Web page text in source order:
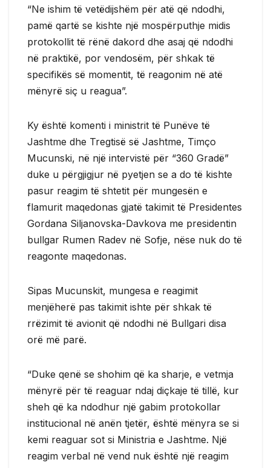
“Ne ishim të vetëdijshëm për atë që ndodhi,
pamë qartë se kishte një mospërputhje midis
protokollit të rënë dakord dhe asaj që ndodhi
në praktikë, por vendosëm, për shkak të
specifikës së momentit, të reagonim në atë
mënyrë siç u reagua”.
Ky është komenti i ministrit të Punëve të
Jashtme dhe Tregtisë së Jashtme, Timço
Mucunski, në një intervistë për “360 Gradë”
duke u përgjigjur në pyetjen se a do të kishte
pasur reagim të shtetit për mungesën e
flamurit maqedonas gjatë takimit të Presidentes
Gordana Siljanovska-Davkova me presidentin
bullgar Rumen Radev në Sofje, nëse nuk do të
reagonte maqedonas.
Sipas Mucunskit, mungesa e reagimit
menjëherë pas takimit ishte për shkak të
rrëzimit të avionit që ndodhi në Bullgari disa
orë më parë.
“Duke qenë se shohim që ka sharje, e vetmja
mënyrë për të reaguar ndaj diçkaje të tillë, kur
sheh që ka ndodhur një gabim protokollar
institucional në anën tjetër, është mënyra se si
kemi reaguar sot si Ministria e Jashtme. Një
reagim verbal në vend nuk është një reagim